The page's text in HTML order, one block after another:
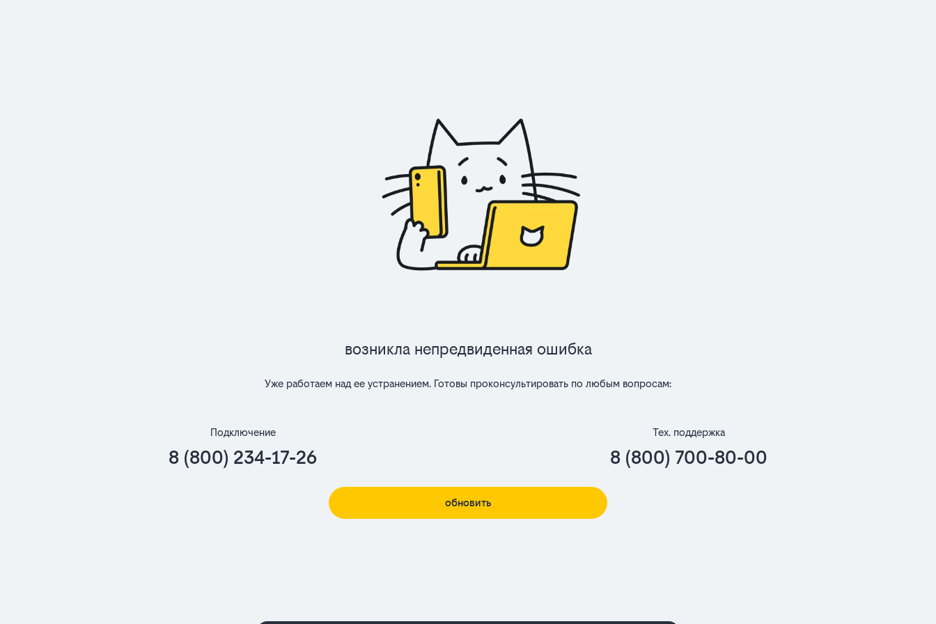
Возникла непредвиденная ошибка
Уже работаем над ее устранением. Готовы проконсультировать по любым вопросам:
Подключение
8 (800) 234-17-26
Тех. поддержка
8 (800) 700-80-00
обновить